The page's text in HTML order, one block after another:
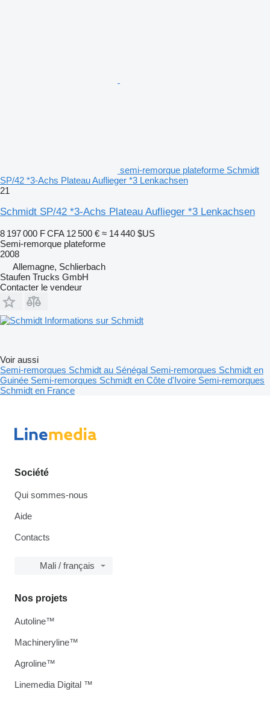
semi-remorque plateforme Schmidt
SP/42 *3-Achs Plateau Auflieger *3 Lenkachsen
21
Schmidt SP/42 *3-Achs Plateau Auflieger *3 Lenkachsen
8 197 000 F CFA 12 500 € ≈ 14 440 $US
Semi-remorque plateforme
2008
Allemagne, Schlierbach
Staufen Trucks GmbH
Contacter le vendeur
Informations sur Schmidt
Voir aussi
Semi-remorques Schmidt au Sénégal Semi-remorques Schmidt en
Guinée Semi-remorques Schmidt en Côte d'Ivoire Semi-remorques
Schmidt en France
Société
Qui sommes-nous
Aide
Contacts
Mali / français
Nos projets
Autoline™
Machineryline™
Agroline™
Linemedia Digital ™